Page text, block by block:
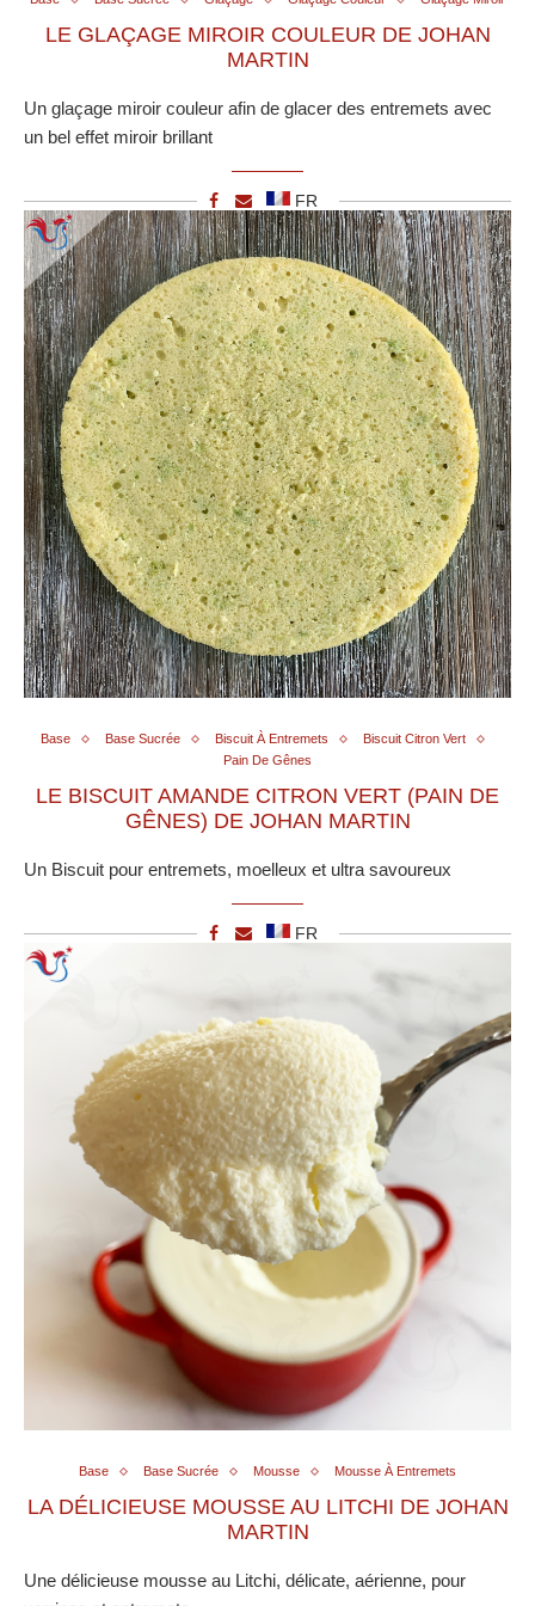
LE GLAÇAGE MIROIR COULEUR DE JOHAN
MARTIN
Un glaçage miroir couleur afin de glacer des entremets avec
un bel effet miroir brillant
FR
Base Base Sucrée Biscuit À Entremets
Biscuit Citron Vert
Pain De Gênes
LE BISCUIT AMANDE CITRON VERT (PAIN DE
GÊNES) DE JOHAN MARTIN
Un Biscuit pour entremets, moelleux et ultra savoureux
FR
Base Base Sucrée Mousse Mousse À Entremets
LA DÉLICIEUSE MOUSSE AU LITCHI DE JOHAN
MARTIN
Une délicieuse mousse au Litchi, délicate, aérienne, pour